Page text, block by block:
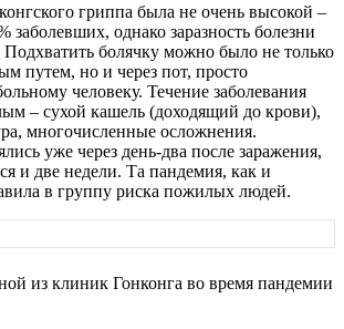
гриппа была не очень высокой –
заболевших, однако заразность болезни
болячку можно было не только
путем, но и через пот, просто
человеку. Течение заболевания
– сухой кашель (доходящий до крови),
многочисленные осложнения.
уже через день-два после заражения,
и две недели. Та пандемия, как и
в группу риска пожилых людей.
из клиник Гонконга во время пандемии